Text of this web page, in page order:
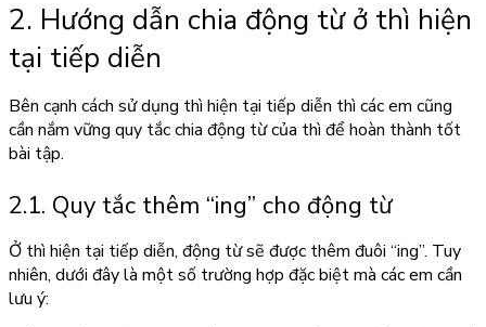
2. Hướng dẫn chia động từ ở thì hiện
tại tiếp diễn
Bên cạnh cách sử dụng thì hiện tại tiếp diễn thì các em cũng
cần nắm vững quy tắc chia động từ của thì để hoàn thành tốt
bài tập.
2.1. Quy tắc thêm “ing” cho động từ
Ở thì hiện tại tiếp diễn, động từ sẽ được thêm đuôi “ing”. Tuy
nhiên, dưới đây là một số trường hợp đặc biệt mà các em cần
lưu ý: